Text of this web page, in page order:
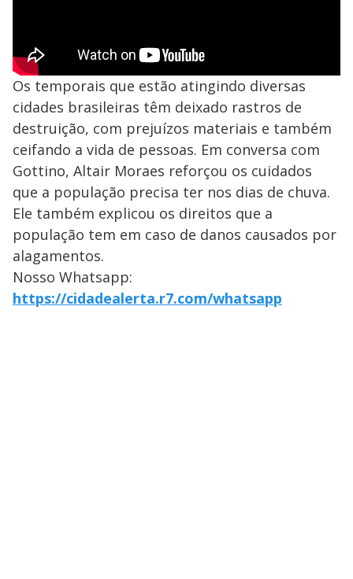
Os temporais que estão atingindo diversas
cidades brasileiras têm deixado rastros de
destruição, com prejuízos materiais e também
ceifando a vida de pessoas. Em conversa com
Gottino, Altair Moraes reforçou os cuidados
que a população precisa ter nos dias de chuva.
Ele também explicou os direitos que a
população tem em caso de danos causados por
alagamentos.
Nosso Whatsapp:
https://cidadealerta.r7.com/whatsapp